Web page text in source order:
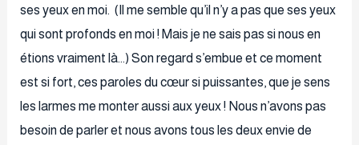
ses yeux en moi. (Il me semble qu’il n’y a pas que ses yeux
qui sont profonds en moi ! Mais je ne sais pas si nous en
étions vraiment là…) Son regard s’embue et ce moment
est si fort, ces paroles du cœur si puissantes, que je sens
les larmes me monter aussi aux yeux ! Nous n’avons pas
besoin de parler et nous avons tous les deux envie de